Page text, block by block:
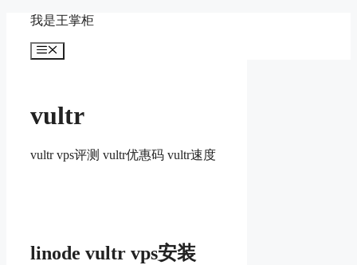
content
我是王掌柜
Menu
vultr
vultr vps评测 vultr优惠码 vultr速度
linode vultr vps安装